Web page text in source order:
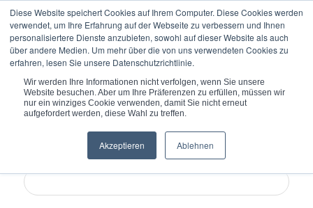
Diese Website speichert Cookies auf Ihrem Computer. Diese Cookies werden
verwendet, um Ihre Erfahrung auf der Webseite zu verbessern und Ihnen
personalisiertere Dienste anzubieten, sowohl auf dieser Website als auch
über andere Medien. Um mehr über die von uns verwendeten Cookies zu
erfahren, lesen Sie unsere Datenschutzrichtlinie.
Wir werden Ihre Informationen nicht verfolgen, wenn Sie unsere
Website besuchen. Aber um Ihre Präferenzen zu erfüllen, müssen wir
nur ein winziges Cookie verwenden, damit Sie nicht erneut
aufgefordert werden, diese Wahl zu treffen.
Akzeptieren Ablehnen
Du bist hier: Startseite / Anmeldung
Benutzername oder E-Mail